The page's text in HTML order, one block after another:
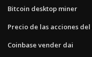
Bitcoin desktop miner
Precio de las acciones
Coinbase vender dai